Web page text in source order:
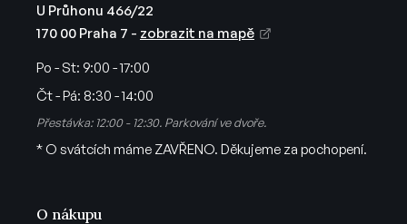
s
u
O nákupu
U Průhonu 466/22
170 00 Praha 7 - zobrazit na mapě
Po - St: 9:00 - 17:00
Čt - Pá: 8:30 - 14:00
Přestávka: 12:00 - 12:30. Parkování ve dvoře.
* O svátcích máme ZAVŘENO. Děkujeme za pochopení.